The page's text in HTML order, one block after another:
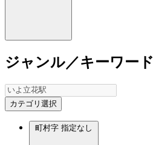
ジャンル／キーワード
カテゴリ選択
町村字 指定なし